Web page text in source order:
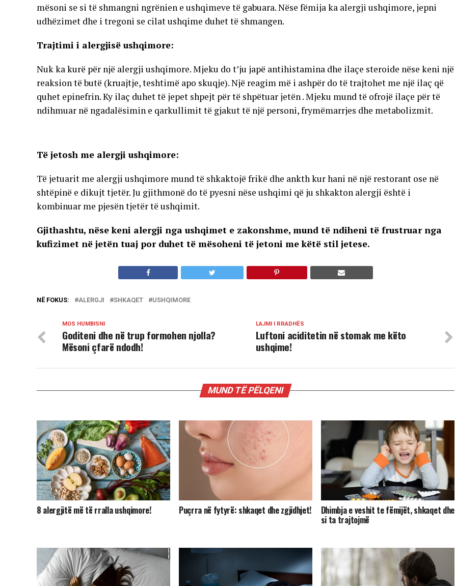
mësoni se si të shmangni ngrënien e ushqimeve të gabuara. Nëse fëmija ka alergji ushqimore, jepni
udhëzimet dhe i tregoni se cilat ushqime duhet të shmangen.
Trajtimi i alergjisë ushqimore:
Nuk ka kurë për një alergji ushqimore. Mjeku do t’ju japë antihistamina dhe ilaçe steroide nëse keni një
reaksion të butë (kruajtje, teshtimë apo skuqje). Një reagim më i ashpër do të trajtohet me një ilaç që
quhet epinefrin. Ky ilaç duhet të jepet shpejt për të shpëtuar jetën . Mjeku mund të ofrojë ilaçe për të
ndihmuar në ngadalësimin e qarkullimit të gjakut të një personi, frymëmarrjes dhe metabolizmit.
Të jetosh me alergji ushqimore:
Të jetuarit me alergji ushqimore mund të shkaktojë frikë dhe ankth kur hani në një restorant ose në
shtëpinë e dikujt tjetër. Ju gjithmonë do të pyesni nëse ushqimi që ju shkakton alergji është i
kombinuar me pjesën tjetër të ushqimit.
Gjithashtu, nëse keni alergji nga ushqimet e zakonshme, mund të ndiheni të frustruar nga
kufizimet në jetën tuaj por duhet të mësoheni të jetoni me këtë stil jetese.
NË FOKUS: ALERGJI SHKAQET USHQIMORE
LAJMI I RRADHËS
Luftoni aciditetin në stomak me këto
ushqime!
MOS HUMBISNI
Goditeni dhe në trup formohen njolla?
Mësoni çfarë ndodh!
MUND TË PËLQENI
8 alergjitë më të rralla ushqimore! Puçrra në fytyrë: shkaqet dhe zgjidhjet! Dhimbja e veshit te fëmijët, shkaqet dhe
si ta trajtojmë